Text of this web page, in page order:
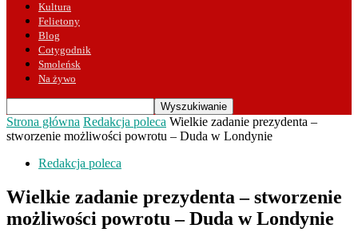
Kultura
Felietony
Blog
Cotygodnik
Smoleńsk
Na żywo
Strona główna Redakcja poleca Wielkie zadanie prezydenta –
stworzenie możliwości powrotu – Duda w Londynie
Redakcja poleca
Wielkie zadanie prezydenta – stworzenie
możliwości powrotu – Duda w Londynie